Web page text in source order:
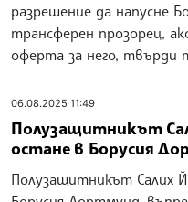
разрешение да напусне
трансферен прозорец,
оферта за него, твърди
06.08.2025 11:49
Полузащитникът
остане в Борусия
Полузащитникът Салих